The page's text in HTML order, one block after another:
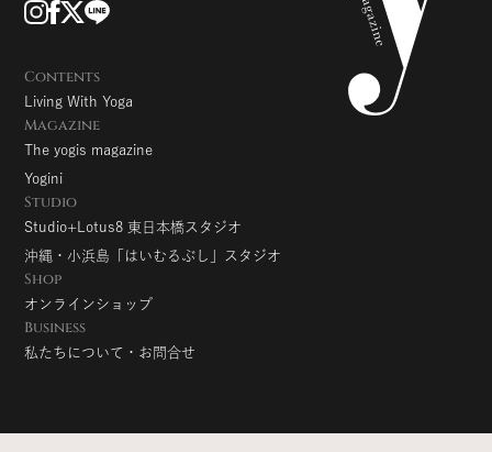
Contents
Living With Yoga
Magazine
The yogis magazine
Yogini
Studio
Studio+Lotus8 東日本橋スタジオ
沖縄・小浜島「はいむるぶし」スタジオ
Shop
オンラインショップ
Business
私たちについて・お問合せ